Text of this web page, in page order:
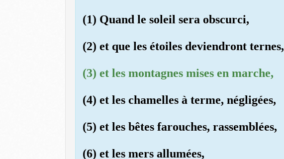
(1) Quand le soleil sera obscurci,
(2) et que les étoiles deviendront ternes,
(3) et les montagnes mises en marche,
(4) et les chamelles à terme, négligées,
(5) et les bêtes farouches, rassemblées,
(6) et les mers allumées,